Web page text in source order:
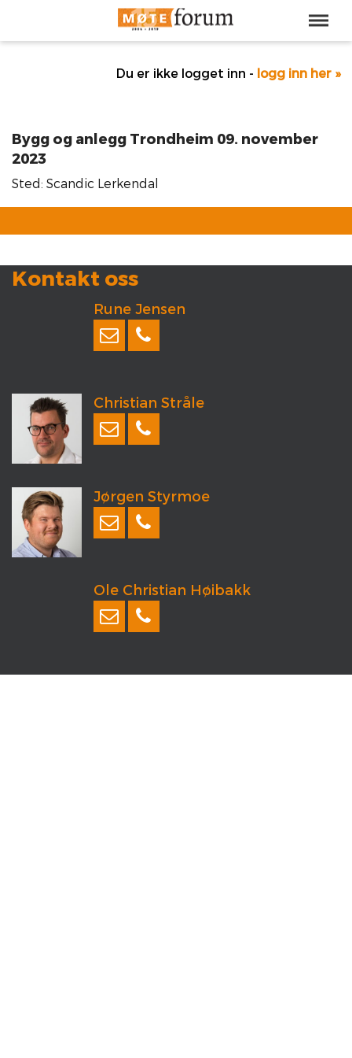
Du er ikke logget inn - logg inn her »
Bygg og anlegg Trondheim 09. november
2023
Sted: Scandic Lerkendal
Kontakt oss
Rune Jensen
Christian Stråle
Jørgen Styrmoe
Ole Christian Høibakk